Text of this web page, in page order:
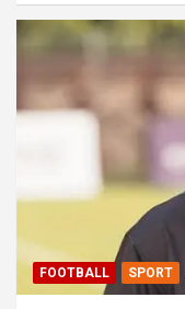
FOOTBALL SPORT